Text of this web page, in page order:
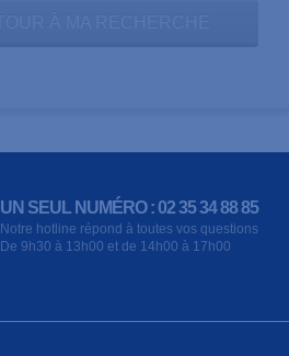
UN SEUL NUMÉRO : 02 35 34 88 85
Notre hotline répond à toutes vos questions
De 9h30 à 13h00 et de 14h00 à 17h00